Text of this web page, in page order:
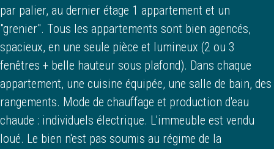
par palier, au dernier étage 1 appartement et un
"grenier". Tous les appartements sont bien agencés,
spacieux, en une seule pièce et lumineux (2 ou 3
fenêtres + belle hauteur sous plafond). Dans chaque
appartement, une cuisine équipée, une salle de bain, des
rangements. Mode de chauffage et production d'eau
chaude : individuels électrique. L'immeuble est vendu
loué. Le bien n'est pas soumis au régime de la